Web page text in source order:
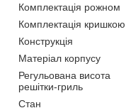
Комплектація рожном
Комплектація кришкою
Конструкція
Матеріал корпусу
Регульована висота
решітки-гриль
Стан